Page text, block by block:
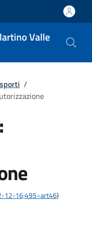
Valle
/
12-16;495~art46)